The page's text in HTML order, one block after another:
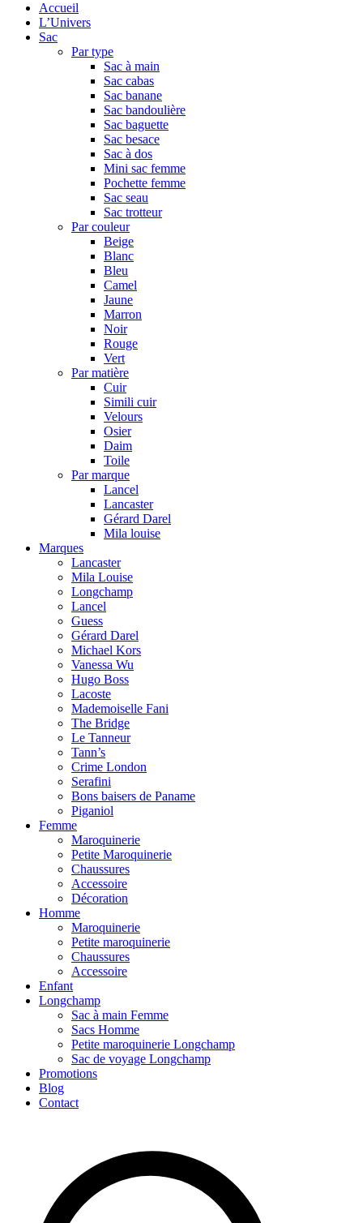
Accueil
L’Univers
Sac
Par type
Sac à main
Sac cabas
Sac banane
Sac bandoulière
Sac baguette
Sac besace
Sac à dos
Mini sac femme
Pochette femme
Sac seau
Sac trotteur
Par couleur
Beige
Blanc
Bleu
Camel
Jaune
Marron
Noir
Rouge
Vert
Par matière
Cuir
Simili cuir
Velours
Osier
Daim
Toile
Par marque
Lancel
Lancaster
Gérard Darel
Mila louise
Marques
Lancaster
Mila Louise
Longchamp
Lancel
Guess
Gérard Darel
Michael Kors
Vanessa Wu
Hugo Boss
Lacoste
Mademoiselle Fani
The Bridge
Le Tanneur
Tann’s
Crime London
Serafini
Bons baisers de Paname
Piganiol
Femme
Maroquinerie
Petite Maroquinerie
Chaussures
Accessoire
Décoration
Homme
Maroquinerie
Petite maroquinerie
Chaussures
Accessoire
Enfant
Longchamp
Sac à main Femme
Sacs Homme
Petite maroquinerie Longchamp
Sac de voyage Longchamp
Promotions
Blog
Contact